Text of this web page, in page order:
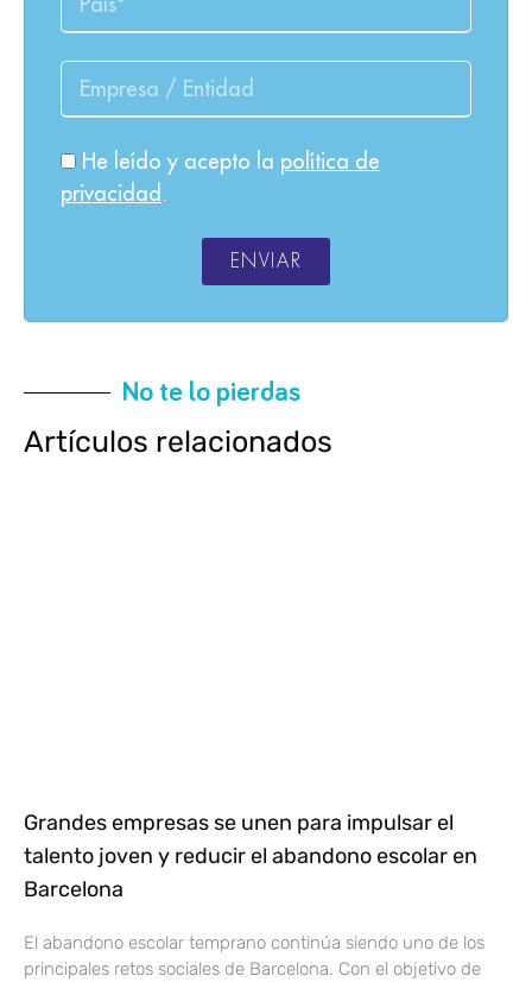
He leído y acepto la política de
privacidad .
ENVIAR
No te lo pierdas
Artículos relacionados
Grandes empresas se unen para impulsar el
talento joven y reducir el abandono escolar en
Barcelona
El abandono escolar temprano continúa siendo uno de los
principales retos sociales de Barcelona. Con el objetivo de